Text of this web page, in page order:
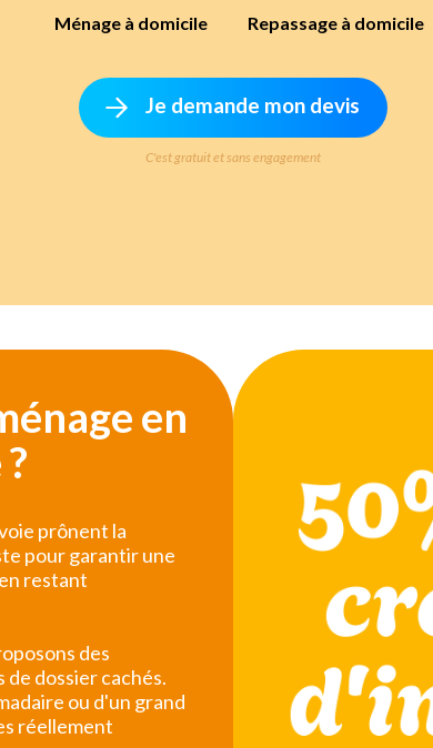
Ménage à domicile Repassage à domicile
Je demande mon devis
C'est gratuit et sans engagement
en
prônent la
pour garantir une
restant
des
dossier cachés.
ou d'un grand
réellement